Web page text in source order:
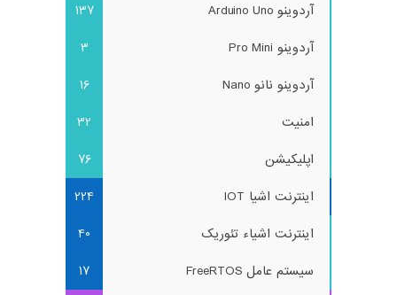
آردوینو Arduino Uno
137
آردوینو Pro Mini
3
آردوینو نانو Nano
16
امنیت
32
اپلیکیشن
76
اینترنت اشیا IOT
224
اینترنت اشیاء تئوریک
40
سیستم عامل FreeRTOS
17